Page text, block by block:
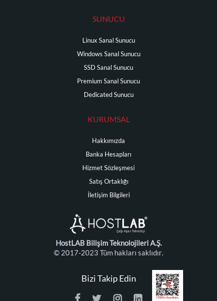
SUNUCU
Linux Sanal Sunucu
Windows Sanal Sunucu
SSD Sanal Sunucu
Premium Sanal Sunucu
Dedicated Sunucu
KURUMSAL
Hakkımızda
Banka Hesapları
Hizmet Sözleşmesi
Satış Ortaklığı
İletişim Bilgileri
HostLAB Bilişim Teknolojileri A.Ş.
© 2017-2023 Tüm hakları saklıdır.
Bizi Takip Edin